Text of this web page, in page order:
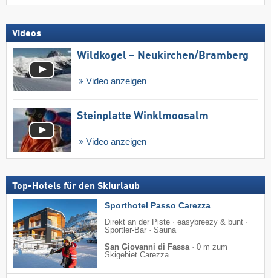
Videos
Wildkogel – Neukirchen/​Bramberg
Video anzeigen
Steinplatte Winklmoosalm
Video anzeigen
Top-Hotels für den Skiurlaub
Sporthotel Passo Carezza
Direkt an der Piste · easybreezy & bunt ·
Sportler-Bar · Sauna
San Giovanni di Fassa· 0 m zum
Skigebiet Carezza